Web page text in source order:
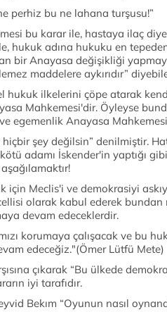
perhiz bu ne lahana turşusu!”
bu karar ile, hastaya ilaç
hukuk adına hukuku en
bir Anayasa değişikliği
maddelere aykırıdır”
hukuk ilkelerini çöpe atarak
Mahkemesi'dir. Öyleyse
ve egemenlik Anayasa
şey değilsin” denilmiştir.
adamı İskender'in yaptığı
için Meclis'i ve demokrasiyi
olarak kabul ederek
devam edeceklerdir.
korumaya çalışacak ve bu
edeceğiz."(Ömer Lütfü Mete)
çıkarak “Bu ülkede
iyi tarafıdır.
Bekım “Oyunun nasıl